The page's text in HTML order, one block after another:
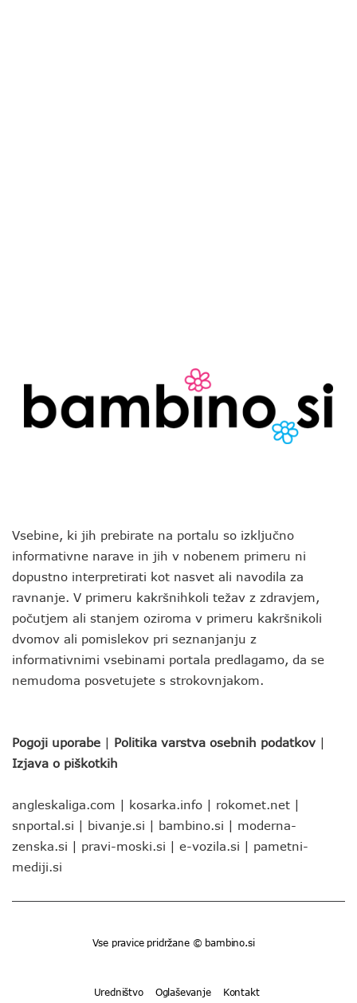
Vsebine, ki jih prebirate na portalu so izključno
informativne narave in jih v nobenem primeru ni
dopustno interpretirati kot nasvet ali navodila za
ravnanje. V primeru kakršnihkoli težav z zdravjem,
počutjem ali stanjem oziroma v primeru kakršnikoli
dvomov ali pomislekov pri seznanjanju z
informativnimi vsebinami portala predlagamo, da se
nemudoma posvetujete s strokovnjakom.
Pogoji uporabe | Politika varstva osebnih podatkov |
Izjava o piškotkih
angleskaliga.com | kosarka.info | rokomet.net |
snportal.si | bivanje.si | bambino.si | moderna-
zenska.si | pravi-moski.si | e-vozila.si | pametni-
mediji.si
Vse pravice pridržane © bambino.si
Uredništvo Oglaševanje Kontakt